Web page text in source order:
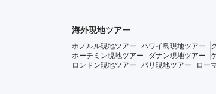
海外現地ツアー
ホノルル現地ツアー ハワイ島現地ツアー
ホーチミン現地ツアー
ダナン現地ツアー
ロンドン現地ツアー
パリ現地ツアー ロー